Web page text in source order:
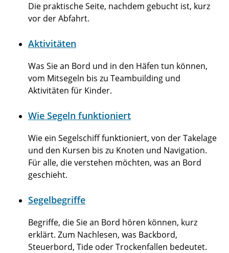
Die praktische Seite, nachdem gebucht ist, kurz
vor der Abfahrt.
Aktivitäten
Was Sie an Bord und in den Häfen tun können,
vom Mitsegeln bis zu Teambuilding und
Aktivitäten für Kinder.
Wie Segeln funktioniert
Wie ein Segelschiff funktioniert, von der Takelage
und den Kursen bis zu Knoten und Navigation.
Für alle, die verstehen möchten, was an Bord
geschieht.
Segelbegriffe
Begriffe, die Sie an Bord hören können, kurz
erklärt. Zum Nachlesen, was Backbord,
Steuerbord, Tide oder Trockenfallen bedeutet.